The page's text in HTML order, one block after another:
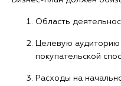
Область
Целевую
покупательской
Расходы на